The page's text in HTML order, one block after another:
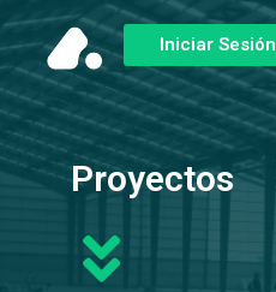
Skip
to
content
Iniciar Sesión
Proyectos